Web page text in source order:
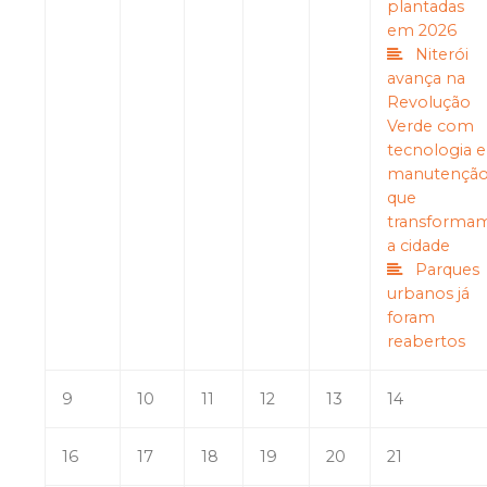
plantadas
em 2026
Niterói
avança na
Revolução
Verde com
tecnologia e
que
a cidade
Parques
urbanos já
foram
reabertos
9 10 11 12 13 14
16 17 18 19 20 21